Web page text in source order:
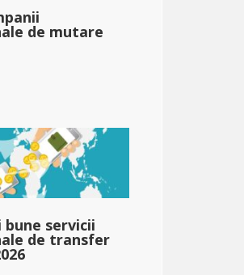
de mutare
bune servicii
de transfer